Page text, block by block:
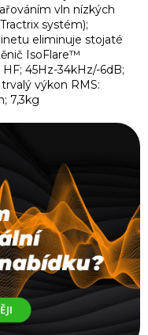
vln nízkých
systém);
eliminuje stojaté
IsoFlare™
45Hz-34kHz/-6dB;
výkon RMS:
7,3kg